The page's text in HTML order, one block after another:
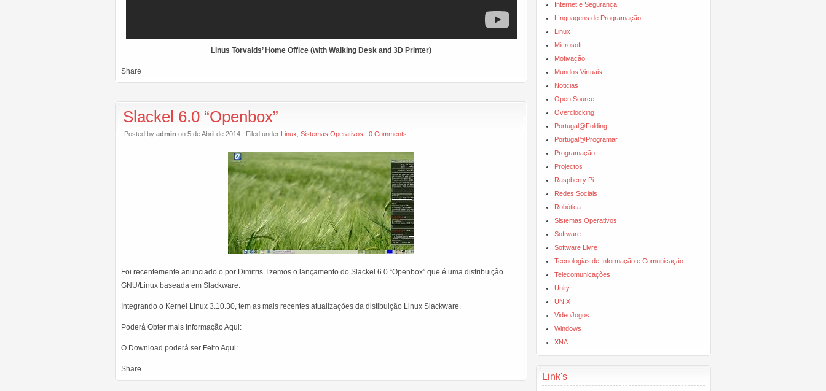
Internet e Segurança
Línguagens de Programação
Linux
Microsoft
Motivação
Mundos Virtuais
Noticias
Open Source
Overclocking
Portugal@Folding
Portugal@Programar
Programação
Projectos
Raspberry Pi
Redes Sociais
Robótica
Sistemas Operativos
Software
Software Livre
Tecnologias de Informação e Comunicação
Telecomunicações
Unity
UNIX
VideoJogos
Windows
XNA
Link's
Linus Torvalds’ Home Office (with Walking Desk and 3D Printer)
Share
Slackel 6.0 “Openbox”
Posted by admin on 5 de Abril de 2014 | Filed under Linux Sistemas Operativos | 0 Comments
Foi recentemente anunciado o por Dimitris Tzemos o lançamento do Slackel 6.0 “Openbox” que é uma distribuição
GNU/Linux baseada em Slackware.
Integrando o Kernel Linux 3.10.30, tem as mais recentes atualizações da distibuição Linux Slackware.
Poderá Obter mais Informação Aqui:
O Download poderá ser Feito Aqui:
Share